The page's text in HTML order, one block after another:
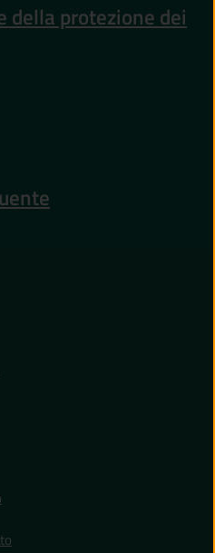
della protezione dei